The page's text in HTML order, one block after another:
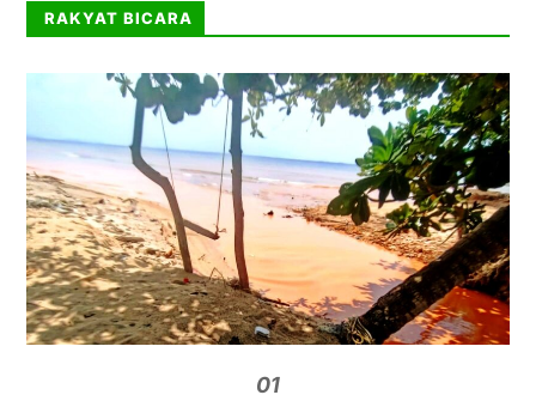
RAKYAT BICARA
01